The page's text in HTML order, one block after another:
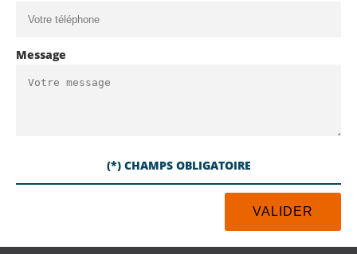
Message
(*) CHAMPS OBLIGATOIRE